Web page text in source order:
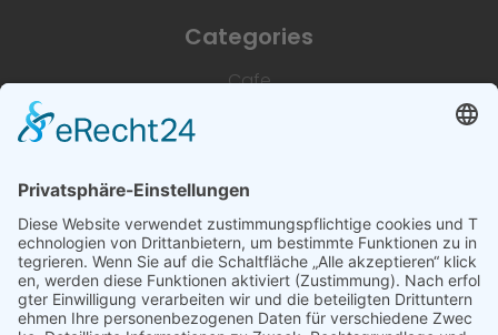
Categories
Cafe
Restaurant
Dienstleistungen & Handwerk
Deutsch